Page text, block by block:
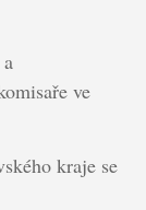
ve
kraje se